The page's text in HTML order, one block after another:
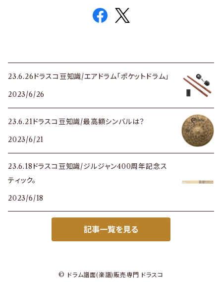
23.6.26ドラスコ豆知識/エアドラム「ポケットドラム」
2023/6/26
23.6.21ドラスコ豆知識/最高額シンバルは？
2023/6/21
23.6.18ドラスコ豆知識/ジルジャン400周年記念ス
ティック。
2023/6/18
記事一覧を見る
© ドラム譜面(楽譜)販売専門 ドラスコ